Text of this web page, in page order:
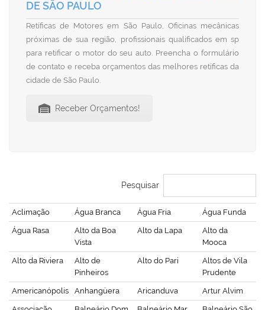
DE SÃO PAULO
Retíficas de Motores em São Paulo, Oficinas mecânicas
próximas de sua região, profissionais qualificados em sp
para retificar o motor do seu auto. Preencha o formulário
de contato e receba orçamentos das melhores retíficas da
cidade de São Paulo.
Receber Orçamentos!
Pesquisar
Aclimação Água Branca Água Fria Água Funda
Água Rasa
Alto da Boa
Vista
Alto da Lapa
Alto da
Mooca
Alto da Riviera
Alto de
Pinheiros
Alto do Pari
Altos de Vila
Prudente
Americanópolis Anhangüera Aricanduva Artur Alvim